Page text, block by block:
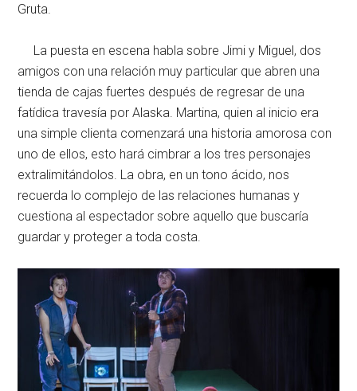
Gruta.
La puesta en escena habla sobre Jimi y Miguel, dos
amigos con una relación muy particular que abren una
tienda de cajas fuertes después de regresar de una
fatídica travesía por Alaska. Martina, quien al inicio era
una simple clienta comenzará una historia amorosa con
uno de ellos, esto hará cimbrar a los tres personajes
extralimitándolos. La obra, en un tono ácido, nos
recuerda lo complejo de las relaciones humanas y
cuestiona al espectador sobre aquello que buscaría
guardar y proteger a toda costa.